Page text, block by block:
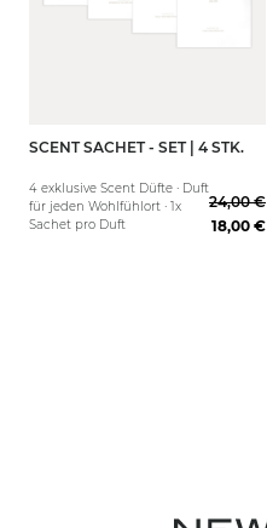
SCENT SACHET - SET | 4 STK.
4 exklusive Scent Düfte · Duft
für jeden Wohlfühlort · 1x
Sachet pro Duft
24,00 €
18,00 €